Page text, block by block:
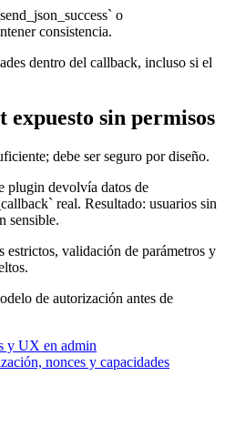
o
consistencia.
dentro del callback, incluso si el
expuesto sin permisos
debe ser seguro por diseño.
plugin devolvía datos de
real. Resultado: usuarios sin
sensible.
validación de parámetros y
de autorización antes de
y UX en admin
nonces y capacidades